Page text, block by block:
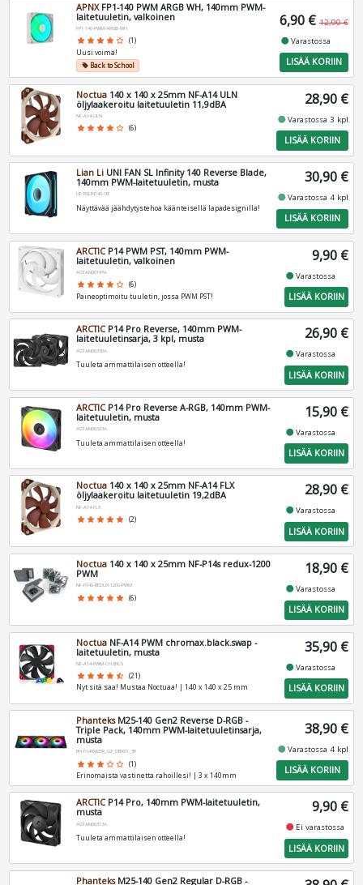
APNXFP1-140 PWM ARGB WH, 140mm PWM-
laitetuuletin, valkoinen
FP1-140-PWM-ARGB-WH
star star star star star_border (1)
Uusi voima!
local_offerBack to School
6,90 € 12,90 €
fiber_manual_recordVarastossa
LISÄÄ KORIIN
Noctua 140 x 140 x 25mm NF-A14 ULN
öljylaakeroitu laitetuuletin 11,9dBA
NF-A14-ULN
star star star star star_border (6)
28,90 €
fiber_manual_recordVarastossa 3 kpl
LISÄÄ KORIIN
Lian Li UNI FAN SL Infinity 140 Reverse Blade,
140mm PWM-laitetuuletin, musta
UF-RSLIN140-1B
Näyttävää jäähdytystehoa käänteisellä lapadesignilla!
30,90 €
fiber_manual_recordVarastossa 4 kpl
LISÄÄ KORIIN
ARCTICP14 PWM PST, 140mm PWM-
laitetuuletin, valkoinen
ACFAN00197A
star star star star star_border (6)
Paineoptimoitu tuuletin, jossa PWM PST!
9,90 €
fiber_manual_recordVarastossa
LISÄÄ KORIIN
ARCTICP14 Pro Reverse, 140mm PWM-
laitetuuletinsarja, 3 kpl, musta
ACFAN00330A
Tuuleta ammattilaisen otteella!
26,90 €
fiber_manual_recordVarastossa
LISÄÄ KORIIN
ARCTICP14 Pro Reverse A-RGB, 140mm PWM-
laitetuuletin, musta
ACFAN00323A
Tuuleta ammattilaisen otteella!
15,90 €
fiber_manual_recordVarastossa
LISÄÄ KORIIN
Noctua 140 x 140 x 25mm NF-A14 FLX
öljylaakeroitu laitetuuletin 19,2dBA
NF-A14-FLX
star star star star star (2)
28,90 €
fiber_manual_recordVarastossa
LISÄÄ KORIIN
Noctua 140 x 140 x 25mm NF-P14s redux-1200
PWM
NF-P14S-REDUX-1200-PWM
star star star star star (6)
18,90 €
fiber_manual_recordVarastossa
LISÄÄ KORIIN
Noctua NF-A14 PWM chromax.black.swap -
laitetuuletin, musta
NF-A14-PWM-CH.BK.S
star star star star star_half (21)
Nyt sitä saa! Mustaa Noctuaa! | 140 x 140 x 25 mm
35,90 €
fiber_manual_recordVarastossa
LISÄÄ KORIIN
PhanteksM25-140 Gen2 Reverse D-RGB -
Triple Pack, 140mm PWM-laitetuuletinsarja,
musta
PH-F140M25R_G2_DBK01_3P
star star star star_border star_border (1)
Erinomaista vastinetta rahoillesi! | 3 x 140mm
38,90 €
fiber_manual_recordVarastossa 4 kpl
LISÄÄ KORIIN
ARCTICP14 Pro, 140mm PWM-laitetuuletin,
musta
ACFAN00313A
Tuuleta ammattilaisen otteella!
9,90 €
fiber_manual_record Ei varastossa
LISÄÄ KORIIN
PhanteksM25-140 Gen2 Regular D-RGB -